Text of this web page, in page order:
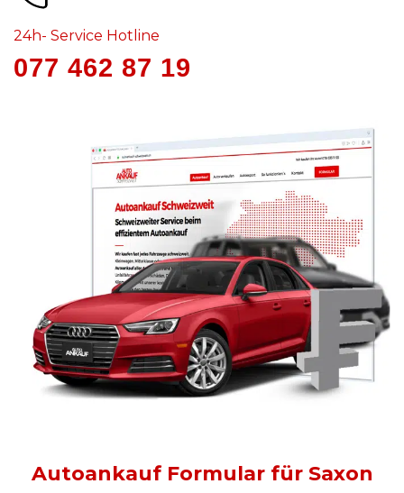
24h- Service Hotline
077 462 87 19
Autoankauf Formular für Saxon